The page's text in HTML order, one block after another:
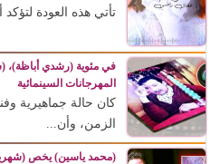
تأتي هذه العودة
في مئوية (رشدي أباظة)،
المهرجانات السينمائية
كان حالة جماهيرية
الزمن، وأن...
(محمد ياسين) يخص